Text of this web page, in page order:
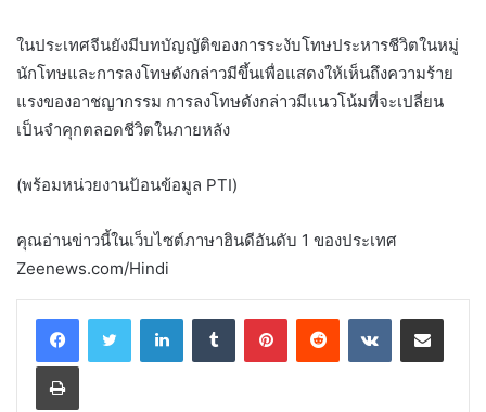
ในประเทศจีนยังมีบทบัญญัติของการระงับโทษประหารชีวิตในหมู่
นักโทษและการลงโทษดังกล่าวมีขึ้นเพื่อแสดงให้เห็นถึงความร้าย
แรงของอาชญากรรม การลงโทษดังกล่าวมีแนวโน้มที่จะเปลี่ยน
เป็นจำคุกตลอดชีวิตในภายหลัง
(พร้อมหน่วยงานป้อนข้อมูล PTI)
คุณอ่านข่าวนี้ในเว็บไซต์ภาษาฮินดีอันดับ 1 ของประเทศ
Zeenews.com/Hindi
LinkedInTumblr PinterestReddit VKontakteShare via Email
Print